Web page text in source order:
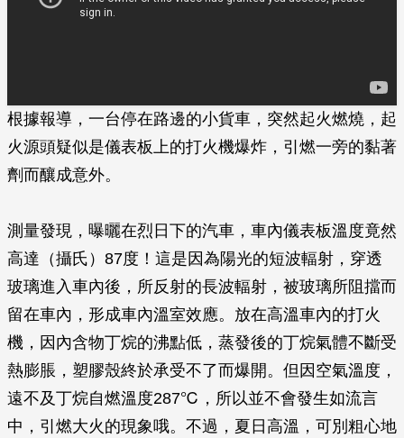
根據報導，一台停在路邊的小貨車，突然起火燃燒，起
火源頭疑似是儀表板上的打火機爆炸，引燃一旁的黏著
劑而釀成意外。
測量發現，曝曬在烈日下的汽車，車內儀表板溫度竟然
高達（攝氏）87度！這是因為陽光的短波輻射，穿透
玻璃進入車內後，所反射的長波輻射，被玻璃所阻擋而
留在車內，形成車內溫室效應。放在高溫車內的打火
機，因內含物丁烷的沸點低，蒸發後的丁烷氣體不斷受
熱膨脹，塑膠殼終於承受不了而爆開。但因空氣溫度，
遠不及丁烷自燃溫度287℃，所以並不會發生如流言
中，引燃大火的現象哦。不過，夏日高溫，可別粗心地